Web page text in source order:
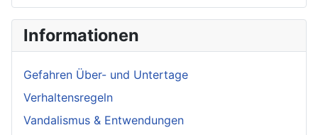
Informationen
Gefahren Über- und Untertage
Verhaltensregeln
Vandalismus & Entwendungen